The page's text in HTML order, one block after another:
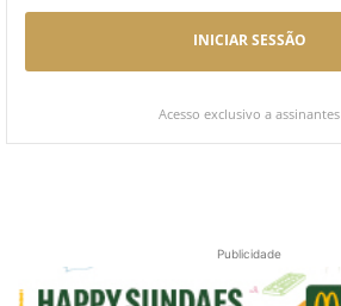
INICIAR SESSÃO
Acesso exclusivo a assinantes
Publicidade